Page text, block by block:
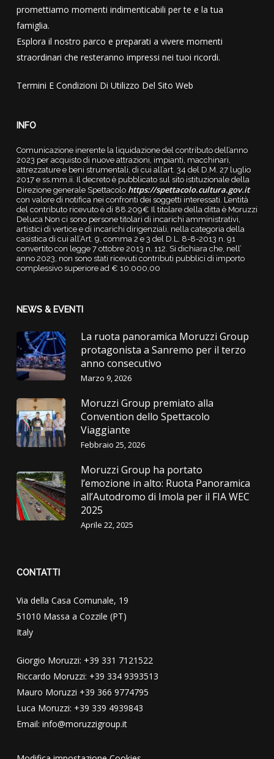
promettiamo momenti indimenticabili per te e la tua
famiglia.
Esplora il nostro parco e preparati a vivere momenti
straordinari che resteranno impressi nei tuoi ricordi.
Termini E Condizioni Di Utilizzo Del Sito Web
INFO
Comunicazione inerente la liquidazione del contributo dell’anno
2023 per acquisto di nuove attrazioni, impianti, macchinari,
attrezzature e beni strumentali, di cui all’art. 34 del D.M. 27 luglio
2017 e ss.mm.ii. Il decreto è pubblicato sul sito istituzionale della
Direzione generale Spettacolo https://spettacolo.cultura.gov.it
con valore di notifica nei confronti dei soggetti interessati. L’entità
del contributo ricevuto è di 88.209€ Il titolare della ditta è Moruzzi
Deluca Non ci sono persone titolari di incarichi amministrativi,
artistici di vertice e di incarichi dirigenziali, nella categoria della
casistica di cui all’Art. 9, comma 2 e 3 del D.L. 8-8-2013 n. 91
convertito con legge 7 ottobre 2013 n. 112. Si dichiara che, nell’
anno 2023, non sono stati ricevuti contributi pubblici di importo
complessivo superiore ad € 10.000,00
NEWS & EVENTI
La ruota panoramica Moruzzi Group
protagonista a Sanremo per il terzo
anno consecutivo
Marzo 9, 2026
Moruzzi Group premiato alla
Convention dello Spettacolo
Viaggiante
Febbraio 25, 2026
Moruzzi Group ha portato
l’emozione in alto: Ruota Panoramica
all’Autodromo di Imola per il FIA WEC
2025
Aprile 22, 2025
CONTATTI
Via della Casa Comunale, 19
51010 Massa a Cozzile (PT)
Italy
Giorgio Moruzzi: +39 331 7121522
Riccardo Moruzzi: +39 334 9393513
Mauro Moruzzi +39 366 9774795
Luca Moruzzi: +39 339 4939843
Email: info@moruzzigroup.it